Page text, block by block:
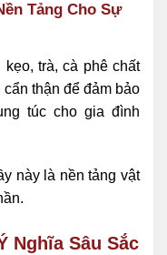
Tảng Cho Sự
kẹo, trà, cà phê chất
thận để đảm bảo
túc cho gia đình
này là nền tảng vật
Nghĩa Sâu Sắc